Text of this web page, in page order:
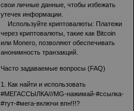
свои личные данные, чтобы избежать
утечек информации.
Используйте криптовалюты: Платежи
через криптовалюты, такие как Bitcoin
или Monero, позволяют обеспечивать
анонимность транзакций.
Часто задаваемые вопросы (FAQ)
1. Как найти и использовать
#МЕГАССЫЛКА///MG-нажимай-#ссылка-
#тут-#мега-включи впн!!!?